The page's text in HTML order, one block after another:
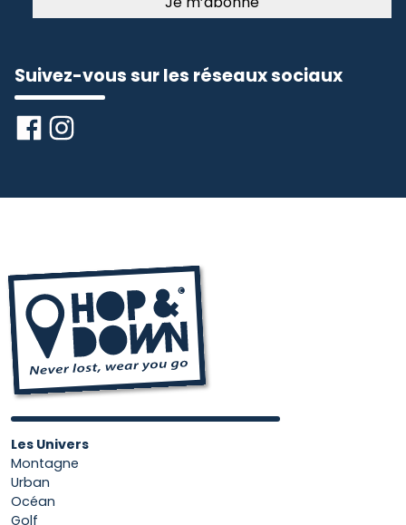
Suivez-vous sur les réseaux sociaux
Les Univers
Montagne
Urban
Océan
Golf